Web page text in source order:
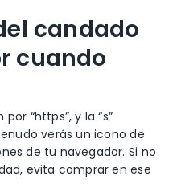
candado
cuando
“https”, y la “s”
verás un icono de
de tu navegador. Si no
evita comprar en ese